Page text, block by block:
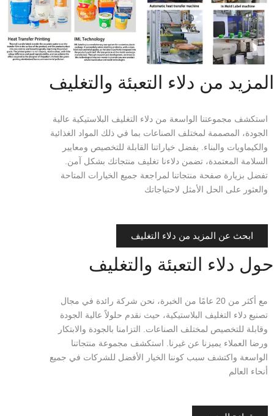
المزيد من دلاء التعبئة والتغليف
استكشف مجموعتنا الواسعة من دلاء التغليف البلاستيكية عالية
الجودة، المصممة لمختلف الصناعات بما في ذلك المواد الغذائية
والكيماويات والبناء. بفضل خياراتنا القابلة للتخصيص ومعايير
السلامة المعتمدة، تضمن دلاءنا تغليف منتجاتك بشكل آمن.
تفضل بزيارة صفحة منتجاتنا لمراجعة جميع الخيارات المتاحة
والعثور على الحل الأمثل لاحتياجاتك
ابحث عن المزيد من دلاء التغليف
حول دلاء التعبئة والتغليف
مع أكثر من 20 عامًا من الخبرة، نحن شركة رائدة في مجال
تصنيع دلاء التغليف البلاستيكية، حيث نقدم حلولاً عالية الجودة
وقابلة للتخصيص لمختلف الصناعات. التزامنا بالجودة والابتكار
ورضا العملاء يميزنا عن غيرنا. استكشف مجموعة منتجاتنا
الواسعة واكتشف سبب كوننا الخيار الأفضل للشركات في جميع
أنحاء العالم